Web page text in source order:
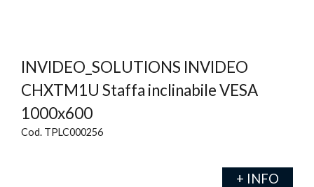
INVIDEO_SOLUTIONS INVIDEO
CHXTM1U Staffa inclinabile VESA
1000x600
Cod. TPLC000256
+ INFO